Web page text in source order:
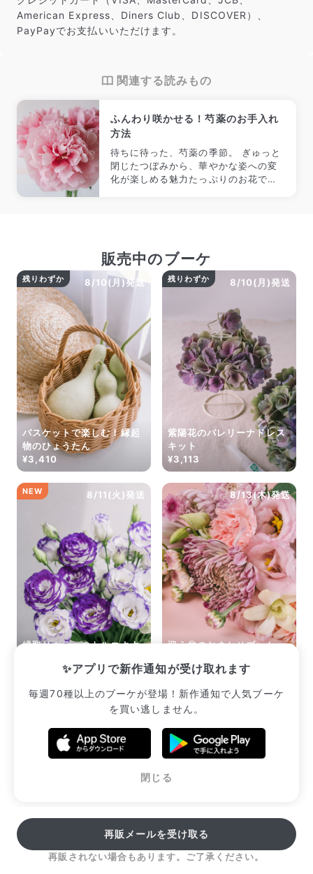
American Express、Diners Club、DISCOVER）、
PayPayでお支払いいただけます。
関連する読みもの
ふんわり咲かせる！芍薬のお手入れ
方法
待ちに待った、芍薬の季節。 ぎゅっと
閉じたつぼみから、華やかな姿への変
化が楽しめる魅力たっぷりのお花で
✨アプリで新作通知が受け取れます
毎週70種以上のブーケが登場！新作通知で人気ブーケ
を買い逃しません。
閉じる
販売中のブーケ
8/10(月)発送
残りわずか
バスケットで楽しむ！縁起
物のひょうたん
¥3,410
8/10(月)発送
残りわずか
紫陽花のバレリーナドレス
キット
¥3,113
8/11(火)発送
NEW
縁取りカラーのトルコキキ
8/13(木)発送
迎え盆のおまかせブーケ
¥2,640
販売中のブーケ一覧へ
再販メールを受け取る
再販されない場合もあります。ご了承ください。